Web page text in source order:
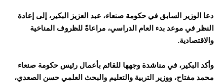
دعا الوزير السابق في حكومة صنعاء، عبد العزيز البكير، إلى إعادة
النظر في موعد بدء العام الدراسي، مراعاةً للظروف المناخية
والاقتصادية.
وأكد البكير، في مناشدة وجهها للقائم بأعمال رئيس حكومة صنعاء
محمد مفتاح، ووزير التربية والتعليم والبحث العلمي حسن الصعدي،